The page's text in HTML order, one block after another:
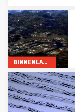
BINNENLAND